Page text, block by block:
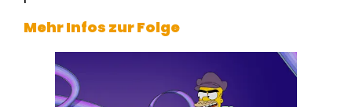
Mehr Infos zur Folge